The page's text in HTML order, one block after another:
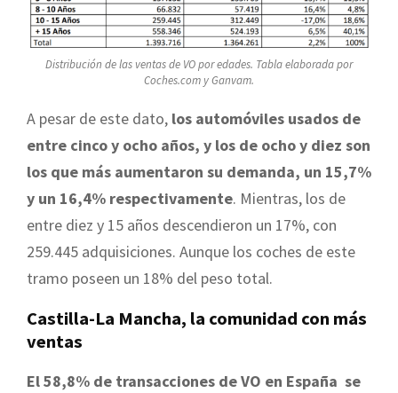
Distribución de las ventas de VO por edades. Tabla elaborada por
Coches.com y Ganvam.
A pesar de este dato, los automóviles usados de
entre cinco y ocho años, y los de ocho y diez son
los que más aumentaron su demanda, un 15,7%
y un 16,4% respectivamente. Mientras, los de
entre diez y 15 años descendieron un 17%, con
259.445 adquisiciones. Aunque los coches de este
tramo poseen un 18% del peso total.
Castilla-La Mancha, la comunidad con más
ventas
El 58,8% de transacciones de VO en España se